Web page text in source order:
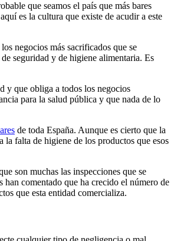
que seamos el país que más bares
es la cultura que existe de acudir a este
negocios más sacrificados que se
seguridad y de higiene alimentaria. Es
y que obliga a todos los negocios
para la salud pública y que nada de lo
de toda España. Aunque es cierto que la
la falta de higiene de los productos que esos
son muchas las inspecciones que se
han comentado que ha crecido el número de
que esta entidad comercializa.